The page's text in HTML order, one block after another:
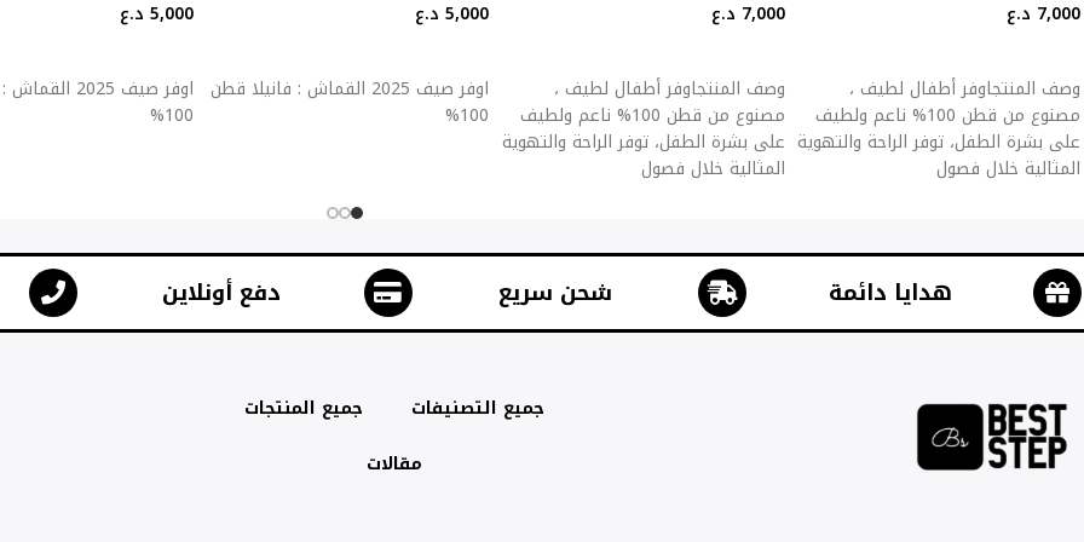
7,000 د.ع
وصف المنتجاوفر أطفال لطيف ،
مصنوع من قطن 100% ناعم ولطيف
على بشرة الطفل، توفر الراحة والتهوية
المثالية خلال فصول
7,000 د.ع
وصف المنتجاوفر أطفال لطيف ،
مصنوع من قطن 100% ناعم ولطيف
على بشرة الطفل، توفر الراحة والتهوية
المثالية خلال فصول
5,000 د.ع
اوفر صيف 2025 القماش : فانيلا قطن
100%
5,000 د.ع
اوفر صيف 2025
100%
هدايا دائمة شحن سريع دفع أونلاين
جميع التصنيفات
جميع المنتجات
مقالات